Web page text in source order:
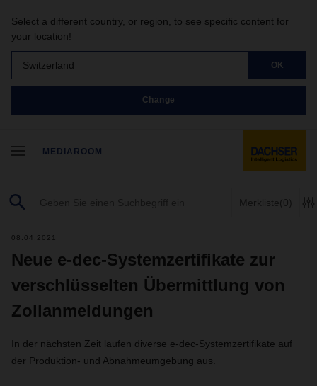
Select a different country, or region, to see specific content for
your location!
Switzerland OK
Change
MEDIAROOM
Merkliste(0)
08.04.2021
Neue e-dec-Systemzertifikate zur
verschlüsselten Übermittlung von
Zollanmeldungen
In der nächsten Zeit laufen diverse e-dec-Systemzertifikate auf
der Produktion- und Abnahmeumgebung aus.